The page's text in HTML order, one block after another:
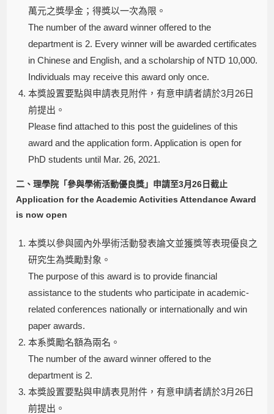
萬元之獎學金；得獎以一次為限。
The number of the award winner offered to the
department is 2. Every winner will be awarded certificates
in Chinese and English, and a scholarship of NTD 10,000.
Individuals may receive this award only once.
本獎設置要點與申請表見附件，有意申請者請於3月26日
前提出。
Please find attached to this post the guidelines of this
award and the application form. Application is open for
PhD students until Mar. 26, 2021.
二、理學院「參與學術活動優良獎」申請至3月26日截止
Application for the Academic Activities Attendance Award
is now open
本獎以參與國內外學術活動發表論文並獲獎等表現優良之
研究生為獎勵對象。
The purpose of this award is to provide financial
assistance to the students who participate in academic-
related conferences nationally or internationally and win
paper awards.
本系獎勵名額為兩名。
The number of the award winner offered to the
department is 2.
本獎設置要點與申請表見附件，有意申請者請於3月26日
前提出。